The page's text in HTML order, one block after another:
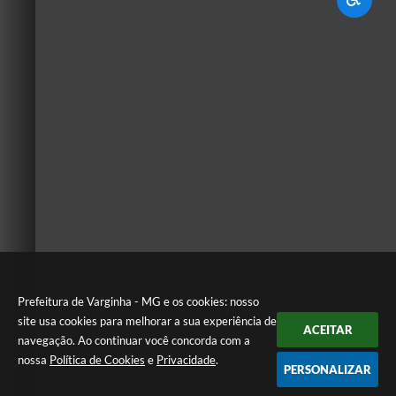
Prefeitura de Varginha - MG e os cookies: nosso
site usa cookies para melhorar a sua experiência de
navegação. Ao continuar você concorda com a
nossa Política de Cookies e Privacidade.
ACEITAR
PERSONALIZAR